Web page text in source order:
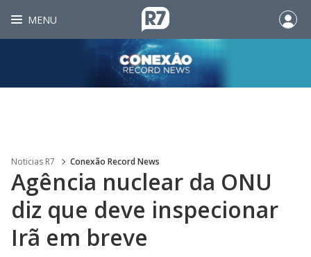
MENU
Noticias R7 Conexão Record News
Agência nuclear da ONU
diz que deve inspecionar
Irã em breve